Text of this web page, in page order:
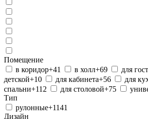
Помещение
в коридор+41 в холл+69 для
детской+10 для кабинета+56 для
спальни+112 для столовой+75
Тип
рулонные+1141
Дизайн